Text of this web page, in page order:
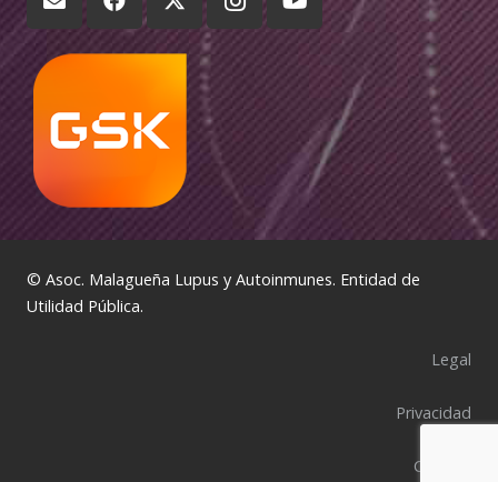
© Asoc. Malagueña Lupus y Autoinmunes. Entidad de
Utilidad Pública.
Legal
Privacidad
Cookies